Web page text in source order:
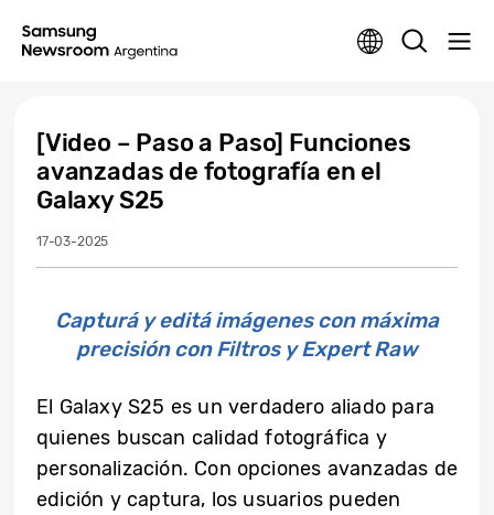
[Video – Paso a Paso] Funciones
avanzadas de fotografía en el
Galaxy S25
17-03-2025
Capturá y editá imágenes con máxima
precisión con Filtros y Expert Raw
El Galaxy S25 es un verdadero aliado para
quienes buscan calidad fotográfica y
personalización. Con opciones avanzadas de
edición y captura, los usuarios pueden